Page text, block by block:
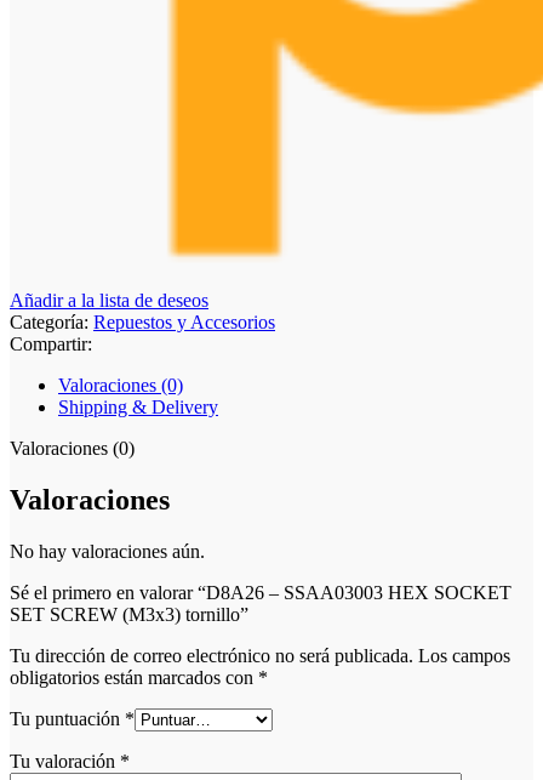
Añadir a la lista de deseos
Categoría: Repuestos y Accesorios
Compartir:
Valoraciones (0)
Shipping & Delivery
Valoraciones (0)
Valoraciones
No hay valoraciones aún.
Sé el primero en valorar “D8A26 – SSAA03003 HEX SOCKET
SET SCREW (M3x3) tornillo”
Tu dirección de correo electrónico no será publicada. Los campos
obligatorios están marcados con *
Tu puntuación *
Tu valoración *